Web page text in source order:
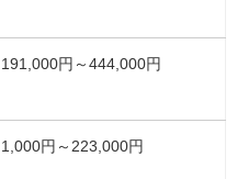
191,000円～444,000円
1,000円～223,000円